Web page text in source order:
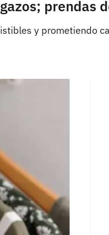
prendas
y prometiendo